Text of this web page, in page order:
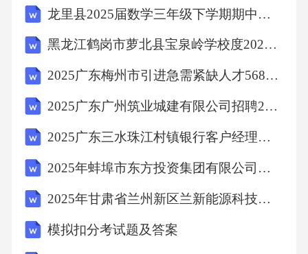
龙里县2025届数学三年级下学期期中模拟试题含答案解析
黑龙江鹤岗市萝北县宝泉岭学校度2025年数学三下期末模拟试题含答案
2025广东梅州市引进急需紧缺人才568笔试历年难易错考点试卷带答案解析
2025广东广州筑业城建有限公司招聘23人（第二批）笔试历年难易错考点试卷带答案解析
2025广东三水珠江村镇银行客户经理社会招聘笔试历年典型考题及考点剖析附带答案详解
2025年蚌埠市东方投资集团有限公司招聘14人笔试历年备考题库附带答案详解
2025年甘肃省兰州新区兰新能源科技集团有限公司冬季第一批招聘13人笔试历年难易错考点试卷带答案解析
模拟扣分考试题及答案